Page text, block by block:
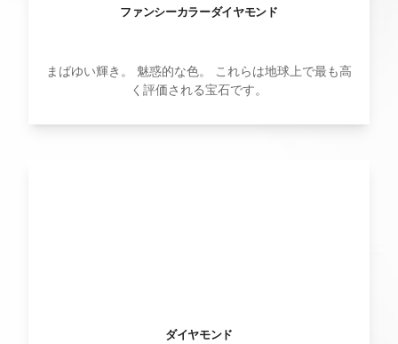
ファンシーカラーダイヤモンド
まばゆい輝き。 魅惑的な色。 これらは地球上で最も高
く評価される宝石です。
ダイヤモンド